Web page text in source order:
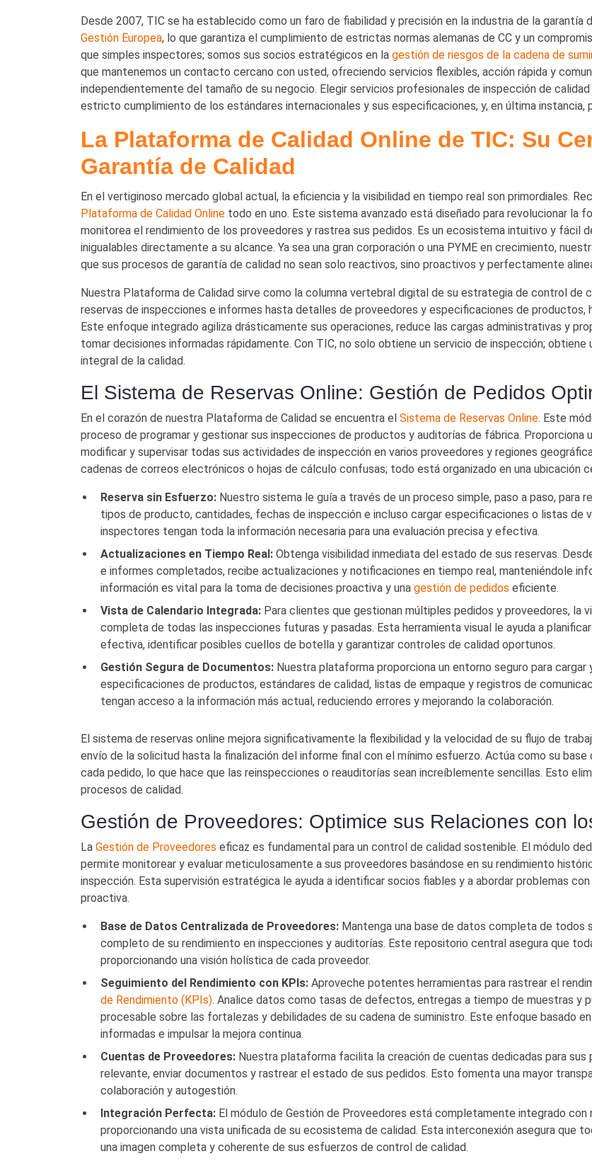
Desde 2007, TIC se ha establecido como un faro de fiabilidad y precisión en la industria de la garantía
Gestión Europea, lo que garantiza el cumplimiento de estrictas normas alemanas de CC y un
que simples inspectores; somos sus socios estratégicos en la gestión de riesgos de la cadena de
que mantenemos un contacto cercano con usted, ofreciendo servicios flexibles, acción rápida y
independientemente del tamaño de su negocio. Elegir servicios profesionales de inspección de
estricto cumplimiento de los estándares internacionales y sus especificaciones, y, en última instancia,
La Plataforma de Calidad Online de TIC: Su
Garantía de Calidad
En el vertiginoso mercado global actual, la eficiencia y la visibilidad en tiempo real son primordiales.
Plataforma de Calidad Online todo en uno. Este sistema avanzado está diseñado para revolucionar la
monitorea el rendimiento de los proveedores y rastrea sus pedidos. Es un ecosistema intuitivo y fácil
inigualables directamente a su alcance. Ya sea una gran corporación o una PYME en crecimiento,
que sus procesos de garantía de calidad no sean solo reactivos, sino proactivos y perfectamente
Nuestra Plataforma de Calidad sirve como la columna vertebral digital de su estrategia de control de
reservas de inspecciones e informes hasta detalles de proveedores y especificaciones de productos,
Este enfoque integrado agiliza drásticamente sus operaciones, reduce las cargas administrativas y
tomar decisiones informadas rápidamente. Con TIC, no solo obtiene un servicio de inspección;
integral de la calidad.
El Sistema de Reservas Online: Gestión de Pedidos
En el corazón de nuestra Plataforma de Calidad se encuentra el Sistema de Reservas Online. Este
proceso de programar y gestionar sus inspecciones de productos y auditorías de fábrica. Proporciona
modificar y supervisar todas sus actividades de inspección en varios proveedores y regiones
cadenas de correos electrónicos o hojas de cálculo confusas; todo está organizado en una ubicación
Reserva sin Esfuerzo: Nuestro sistema le guía a través de un proceso simple, paso a paso, para
tipos de producto, cantidades, fechas de inspección e incluso cargar especificaciones o listas de
inspectores tengan toda la información necesaria para una evaluación precisa y efectiva.
Actualizaciones en Tiempo Real: Obtenga visibilidad inmediata del estado de sus reservas.
e informes completados, recibe actualizaciones y notificaciones en tiempo real, manteniéndole
información es vital para la toma de decisiones proactiva y una gestión de pedidos eficiente.
Vista de Calendario Integrada: Para clientes que gestionan múltiples pedidos y proveedores, la
completa de todas las inspecciones futuras y pasadas. Esta herramienta visual le ayuda a
efectiva, identificar posibles cuellos de botella y garantizar controles de calidad oportunos.
Gestión Segura de Documentos: Nuestra plataforma proporciona un entorno seguro para
especificaciones de productos, estándares de calidad, listas de empaque y registros de
tengan acceso a la información más actual, reduciendo errores y mejorando la colaboración.
El sistema de reservas online mejora significativamente la flexibilidad y la velocidad de su flujo de
envío de la solicitud hasta la finalización del informe final con el mínimo esfuerzo. Actúa como su
cada pedido, lo que hace que las reinspecciones o reauditorías sean increíblemente sencillas. Esto
procesos de calidad.
Gestión de Proveedores: Optimice sus Relaciones con
La Gestión de Proveedores eficaz es fundamental para un control de calidad sostenible. El módulo
permite monitorear y evaluar meticulosamente a sus proveedores basándose en su rendimiento
inspección. Esta supervisión estratégica le ayuda a identificar socios fiables y a abordar problemas
proactiva.
Base de Datos Centralizada de Proveedores: Mantenga una base de datos completa de todos
completo de su rendimiento en inspecciones y auditorías. Este repositorio central asegura que
proporcionando una visión holística de cada proveedor.
Seguimiento del Rendimiento con KPIs: Aproveche potentes herramientas para rastrear el
de Rendimiento (KPIs). Analice datos como tasas de defectos, entregas a tiempo de muestras y
procesable sobre las fortalezas y debilidades de su cadena de suministro. Este enfoque basado
informadas e impulsar la mejora continua.
Cuentas de Proveedores: Nuestra plataforma facilita la creación de cuentas dedicadas para
relevante, enviar documentos y rastrear el estado de sus pedidos. Esto fomenta una mayor
colaboración y autogestión.
Integración Perfecta: El módulo de Gestión de Proveedores está completamente integrado
proporcionando una vista unificada de su ecosistema de calidad. Esta interconexión asegura que
una imagen completa y coherente de sus esfuerzos de control de calidad.